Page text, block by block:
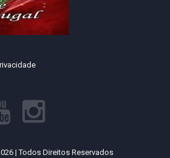
| Todos Direitos Reservados